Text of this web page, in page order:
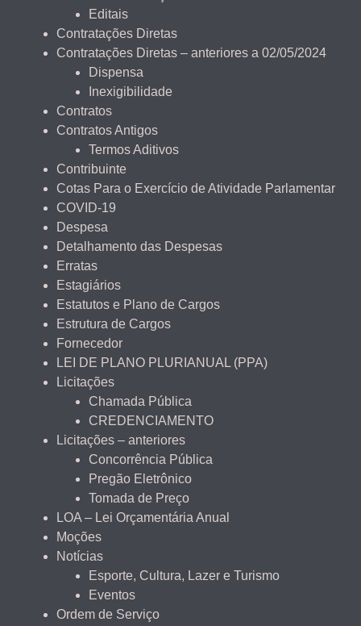
Editais
Contratações Diretas
Contratações Diretas – anteriores a 02/05/2024
Dispensa
Inexigibilidade
Contratos
Contratos Antigos
Termos Aditivos
Contribuinte
Cotas Para o Exercício de Atividade Parlamentar
COVID-19
Despesa
Detalhamento das Despesas
Erratas
Estagiários
Estatutos e Plano de Cargos
Estrutura de Cargos
Fornecedor
LEI DE PLANO PLURIANUAL (PPA)
Licitações
Chamada Pública
CREDENCIAMENTO
Licitações – anteriores
Concorrência Pública
Pregão Eletrônico
Tomada de Preço
LOA – Lei Orçamentária Anual
Moções
Notícias
Esporte, Cultura, Lazer e Turismo
Eventos
Ordem de Serviço